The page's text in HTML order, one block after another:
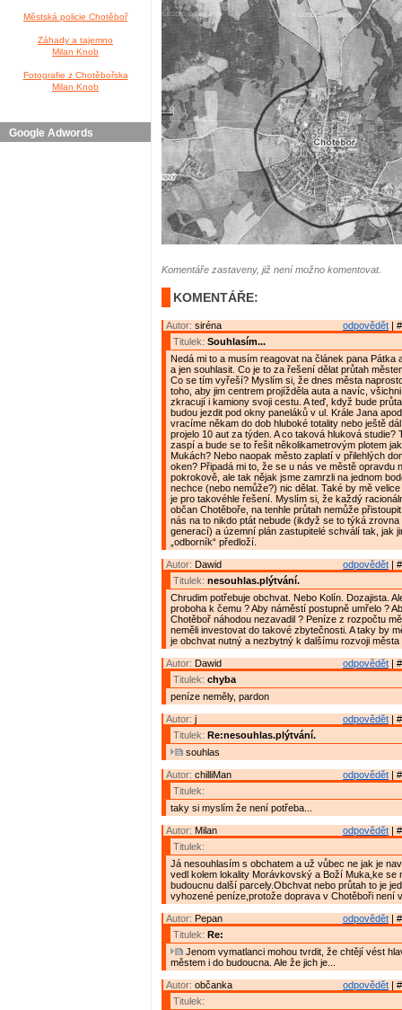
Městská policie Chotěboř
Záhady a tajemno
Milan Knob
Fotografie z Chotěbořska
Milan Knob
Google Adwords
Komentáře zastaveny, již není možno komentovat.
KOMENTÁŘE:
odpovědět |
Autor: siréna
Titulek: Souhlasím...
Nedá mi to a musím reagovat na článek pana Pátka
a jen souhlasit. Co je to za řešení dělat průtah
Co se tím vyřeší? Myslím si, že dnes města
toho, aby jim centrem projížděla auta a navíc,
zkracují i kamiony svoji cestu. A teď, když bude
budou jezdit pod okny paneláků v ul. Krále Jana
vracíme někam do dob hluboké totality nebo ještě
projelo 10 aut za týden. A co taková hluková studie?
zaspí a bude se to řešit několikametrovým plotem
Mukách? Nebo naopak město zaplatí v přilehlých
oken? Připadá mi to, že se u nás ve městě opravdu
pokrokově, ale tak nějak jsme zamrzli na jednom
nechce (nebo nemůže?) nic dělat. Také by mě
je pro takovéhle řešení. Myslím si, že každý
občan Chotěboře, na tenhle průtah nemůže
nás na to nikdo ptát nebude (ikdyž se to týká
generací) a územní plán zastupitelé schválí tak, jak
„odborník“ předloží.
odpovědět |
Autor: Dawid
Titulek: nesouhlas.plýtvání.
Chrudim potřebuje obchvat. Nebo Kolín. Dozajista.
proboha k čemu ? Aby náměstí postupně umřelo ?
Chotěboř náhodou nezavadil ? Peníze z rozpočtu
neměli investovat do takové zbytečnosti. A taky by
je obchvat nutný a nezbytný k dalšímu rozvoji města
odpovědět |
Autor: Dawid
Titulek: chyba
peníze neměly, pardon
odpovědět |
Autor: j
Titulek: Re:nesouhlas.plýtvání.
souhlas
odpovědět |
Autor: chilliMan
Titulek:
taky si myslím že není potřeba...
odpovědět |
Autor: Milan
Titulek:
Já nesouhlasím s obchatem a už vůbec ne jak je
vedl kolem lokality Morávkovský a Boží Muka,ke se
budoucnu další parcely.Obchvat nebo průtah to je
vyhozené peníze,protože doprava v Chotěboři není
odpovědět |
Autor: Pepan
Titulek: Re:
Jenom vymatlanci mohou tvrdit, že chtějí vést
městem i do budoucna. Ale že jich je...
odpovědět |
Autor: občanka
Titulek: